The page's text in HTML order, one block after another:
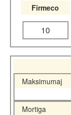
Firmeco
10
Maksimumaj
Mortiga